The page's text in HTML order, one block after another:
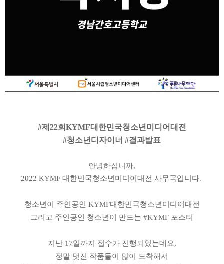
#제 22회 KYMF대한민국청소년미디어대전
#청소년디자이너 #결과발표
안녕하십니까,
2022 KYMF 대한민국청소년미디어대전 사무국입니다.
청소년이 주인공인 KYMF대한민국청소년미디어대전
그리고 주인공인 청소년이 만드는 #KYMF 포스터
지난 17일까지 접수가 진행되었는데요,
정말 멋진 작품들이 많이 도착해서